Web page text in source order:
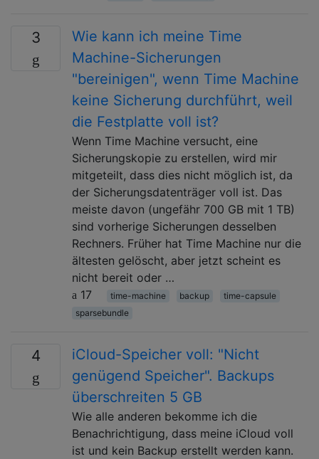
3
Wie kann ich meine Time
Machine-Sicherungen
"bereinigen", wenn Time Machine
keine Sicherung durchführt, weil
die Festplatte voll ist?
Wenn Time Machine versucht, eine
Sicherungskopie zu erstellen, wird mir
mitgeteilt, dass dies nicht möglich ist, da
der Sicherungsdatenträger voll ist. Das
meiste davon (ungefähr 700 GB mit 1 TB)
sind vorherige Sicherungen desselben
Rechners. Früher hat Time Machine nur die
ältesten gelöscht, aber jetzt scheint es
nicht bereit oder …
17
time-machine backup
time-capsule
sparsebundle
4
iCloud-Speicher voll: "Nicht
genügend Speicher". Backups
überschreiten 5 GB
Wie alle anderen bekomme ich die
Benachrichtigung, dass meine iCloud voll
ist und kein Backup erstellt werden kann.